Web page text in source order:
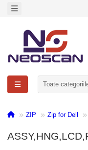
Toate
ZIP Zip for Dell